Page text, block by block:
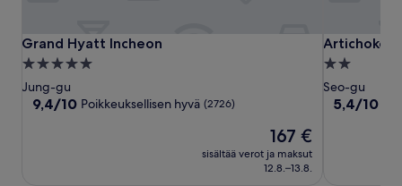
Grand
Hyatt
Incheon
Grand
Hyatt
Incheon
Grand Hyatt Incheon
Grand Hyatt Incheon
5.0
tähden
majoituspaikka
Jung-gu
9.4
9,4/10 Poikkeuksellisen hyvä (2726)
Hinta
167 €
167 €
sisältää verot ja maksut
12.8.–13.8.
Artichoke
hotel
Artichoke
Artichoke
2.0
tähden
Seo-gu
5.4
5,4/10